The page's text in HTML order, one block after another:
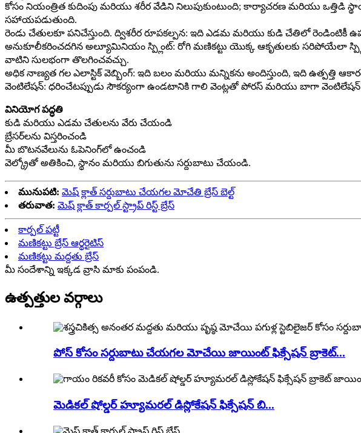
కోసం నియంత్రిత కుదింపు మరియు శరీర వేడిని నిలుపుకుంటుంది; కార్యాచరణ మరియు ఒత్తిడి
సహాయపడుతుంది.
రెండు చేతులకూ పనిచేస్తుంది. ద్విశరీర రూపకల్పన: ఇది ఎడమ మరియు కుడి చేతిలో
అనుకూలీకరించదగిన అల్యూమినియం స్ప్లింట్: రోగి మణికట్టు యొక్క ఆకృతులకు సరిపోయేలా
వాటిని సులభంగా తొలగించవచ్చు.
అధిక నాణ్యత గల ఎలాస్టిక్ వెబ్బింగ్: ఇది బలం మరియు మన్నికను అందిస్తుంది, ఇది ఉత్పత్తి
వెంటిలేషన్: ధరించేటప్పుడు సౌకర్యంగా ఉండటానికి గాలి వెంట్లతో పోరస్ మరియు బాగా
వినియోగ పద్ధతి
కుడి మరియు ఎడమ చేతులను వేరు చేయండి
బ్రేసర్‌లను విస్తరించండి
మీ బొటనవేలును ఓపెనింగ్‌లో ఉంచండి
వెల్క్రోతో అతికించి, స్థానం మరియు బిగుతును సర్దుబాటు చేయండి.
మునుపటి: మెష్ క్లాత్ సర్దుబాటు చేయగల మోచేతి బ్రేస్ బెల్ట్
తరువాత: మెష్ క్లాత్ కార్పల్ స్ట్రాప్ రిస్ట్ బ్రేస్
కార్పల్ పట్టీ
మణికట్టు బ్రేస్ ఆర్థరైటిస్
మణికట్టు మద్దతు బ్రేస్
మీ సందేశాన్ని ఇక్కడ వ్రాసి మాకు పంపండి.
ఉత్పత్తుల వర్గాలు
పోస్ కోసం సర్దుబాటు చేయగల మోచేయి జాయింట్ ఫిక్సేషన్ బ్రాకెట్...
మెడికల్ షోల్డర్ హ్యూమరల్ డిస్లోకేషన్ ఫిక్సేషన్ బి...